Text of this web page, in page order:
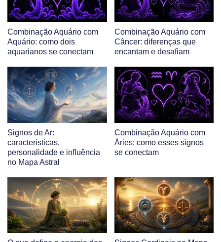
Combinação Aquário com
Aquário: como dois
aquarianos se conectam
Combinação Aquário com
Câncer: diferenças que
encantam e desafiam
Signos de Ar:
características,
personalidade e influência
no Mapa Astral
Combinação Aquário com
Áries: como esses signos
se conectam